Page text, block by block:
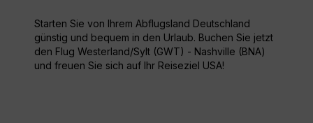
Starten Sie von Ihrem Abflugsland Deutschland
günstig und bequem in den Urlaub. Buchen Sie jetzt
den Flug Westerland/Sylt (GWT) - Nashville (BNA)
und freuen Sie sich auf Ihr Reiseziel USA!